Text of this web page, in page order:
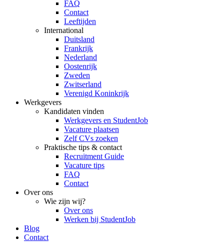
FAQ
Contact
Leeftijden
International
Duitsland
Frankrijk
Nederland
Oostenrijk
Zweden
Zwitserland
Verenigd Koninkrijk
Werkgevers
Kandidaten vinden
Werkgevers en StudentJob
Vacature plaatsen
Zelf CVs zoeken
Praktische tips & contact
Recruitment Guide
Vacature tips
FAQ
Contact
Over ons
Wie zijn wij?
Over ons
Werken bij StudentJob
Blog
Contact